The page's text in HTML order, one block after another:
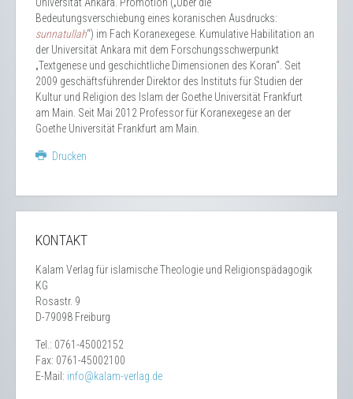
Bedeutungsverschiebung eines koranischen Ausdrucks:
sunnatullah“) im Fach Koranexegese. Kumulative Habilitation an
der Universität Ankara mit dem Forschungsschwerpunkt
„Textgenese und geschichtliche Dimensionen des Koran“. Seit
2009 geschäftsführender Direktor des Instituts für Studien der
Kultur und Religion des Islam der Goethe Universität Frankfurt
am Main. Seit Mai 2012 Professor für Koranexegese an der
Goethe Universität Frankfurt am Main.
Drucken
KONTAKT
Kalam Verlag für islamische Theologie und Religionspädagogik
KG
Rosastr. 9
D-79098 Freiburg
Tel.: 0761-45002152
Fax: 0761-45002100
E-Mail: